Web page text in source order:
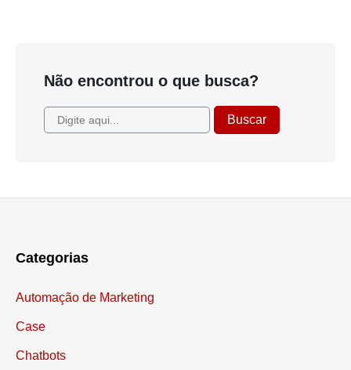
Não encontrou o que busca?
Categorias
Automação de Marketing
Case
Chatbots